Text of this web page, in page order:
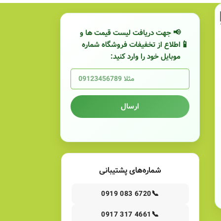
📢 جهت دریافت لیست قیمت ها و
اطلاع از تخفیفات فروشگاه شماره
موبایل خود را وارد کنید:
ارسال
شماره‌های پشتیبانی
📞
0919 083 6720
📞
0917 317 4661